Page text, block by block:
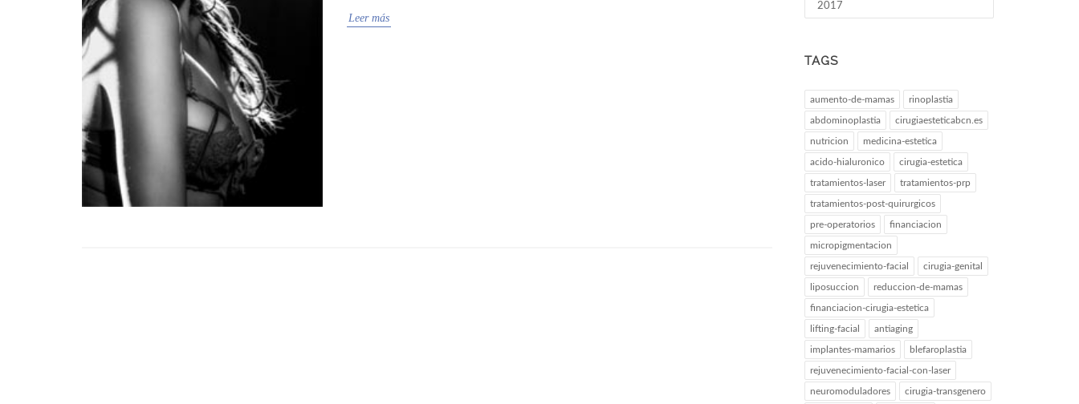
Leer más
2017
TAGS
aumento-de-mamas rinoplastia
abdominoplastia cirugiaesteticabcn.es
nutricion medicina-estetica
acido-hialuronico cirugia-estetica
tratamientos-laser tratamientos-prp
tratamientos-post-quirurgicos
pre-operatorios financiacion
micropigmentacion
rejuvenecimiento-facial cirugia-genital
liposuccion reduccion-de-mamas
financiacion-cirugia-estetica
lifting-facial antiaging
implantes-mamarios blefaroplastia
rejuvenecimiento-facial-con-laser
neuromoduladores cirugia-transgenero